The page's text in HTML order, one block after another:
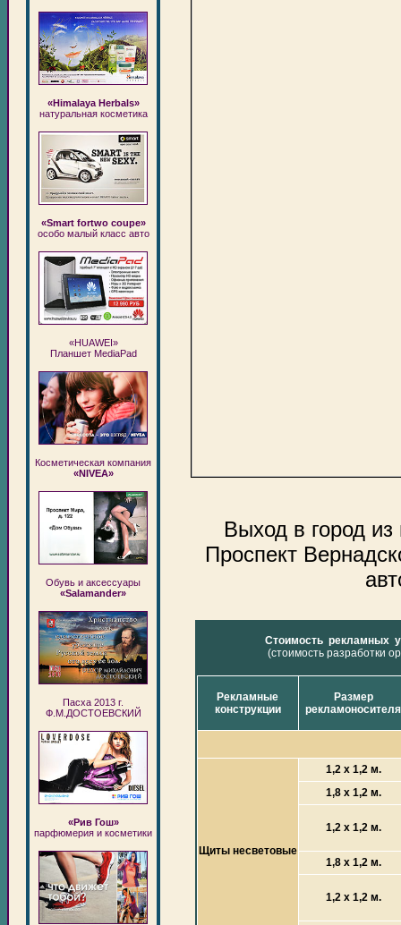
«Himalaya Herbals»
натуральная косметика
«Smart fortwo coupe»
особо малый класс авто
«HUAWEI»
Планшет MediaPad
Косметическая компания
«NIVEA»
Обувь и аксессуары
«Salamander»
Пасха 2013 г.
Ф.М.ДОСТОЕВСКИЙ
«Рив Гош»
парфюмерия и косметики
Выход в город из
Проспект
Стоимость рекламных
(стоимость разработки
Рекламные
конструкции
Размер
рекламоносителя
Щиты несветовые
1,2 х 1,2 м.
1,8 х 1,2 м.
1,2 х 1,2 м.
1,8 х 1,2 м.
1,2 х 1,2 м.